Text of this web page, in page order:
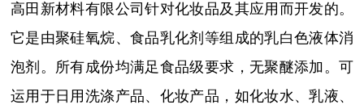
高田新材料有限公司针对化妆品及其应用而开发的。
它是由聚硅氧烷、食品乳化剂等组成的乳白色液体消
泡剂。所有成份均满足食品级要求，无聚醚添加。可
运用于日用洗涤产品、化妆产品，如化妆水、乳液、